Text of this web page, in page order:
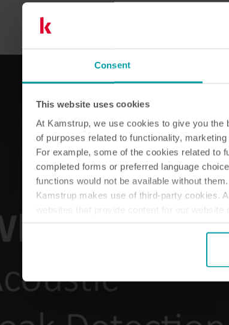
Consent
This website uses cookies
At Kamstrup, we use cookies to give you
of purposes related to functionality,
For example, some of the cookies related to
completed forms or preferred language
functions would not be available without them.
Kamstrup makes use of third-party cookies.
websites that provide content for our website
You can at any time change or withdraw